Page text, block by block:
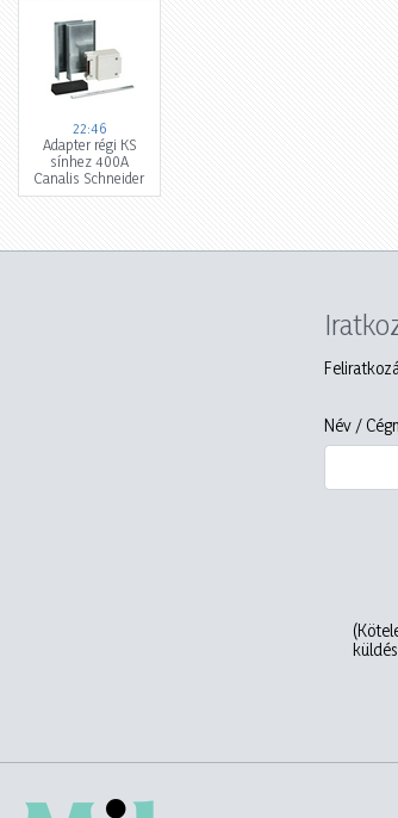
22:46
Adapter régi KS
sínhez 400A
Canalis Schneider
Név /